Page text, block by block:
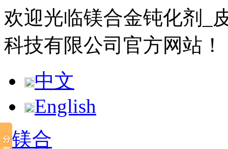
欢迎光临镁合金钝化剂_
科技有限公司官方网站！
中文
English